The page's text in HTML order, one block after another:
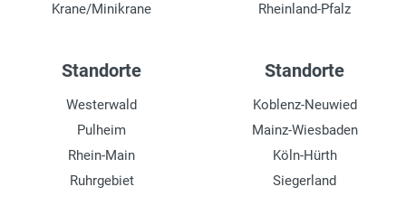
Krane/Minikrane
Rheinland-Pfalz
Standorte
Westerwald
Pulheim
Rhein-Main
Ruhrgebiet
Standorte
Koblenz-Neuwied
Mainz-Wiesbaden
Köln-Hürth
Siegerland